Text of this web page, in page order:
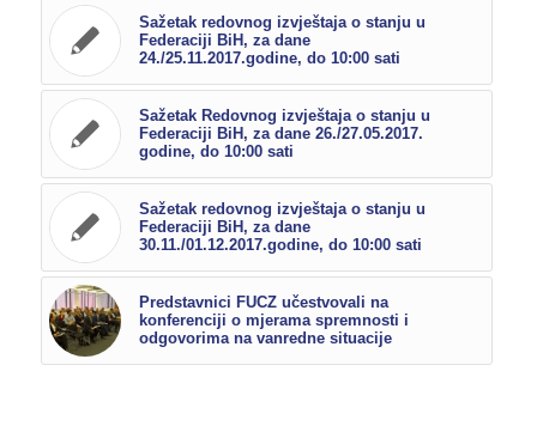
Sažetak redovnog izvještaja o stanju u
Federaciji BiH, za dane
24./25.11.2017.godine, do 10:00 sati
Sažetak Redovnog izvještaja o stanju u
Federaciji BiH, za dane 26./27.05.2017.
godine, do 10:00 sati
Sažetak redovnog izvještaja o stanju u
Federaciji BiH, za dane
30.11./01.12.2017.godine, do 10:00 sati
Predstavnici FUCZ učestvovali na
konferenciji o mjerama spremnosti i
odgovorima na vanredne situacije